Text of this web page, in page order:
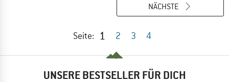
Seite: 1 2 3 4
NÄCHSTE
UNSERE BESTSELLER FÜR DICH